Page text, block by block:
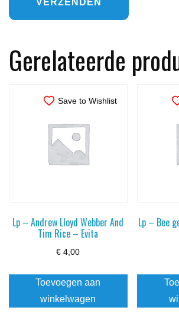
Gerelateerde
Save to Wishlist
Lp – Andrew Lloyd Webber And
Tim Rice – Evita
€ 4,00
Toevoegen aan
winkelwagen
Lp – Bee